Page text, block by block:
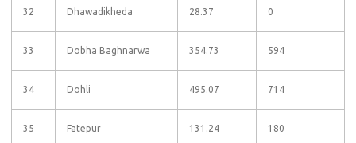
32 Dhawadikheda 28.37 0
33 Dobha Baghnarwa 354.73 594
34 Dohli 495.07 714
35 Fatepur 131.24 180